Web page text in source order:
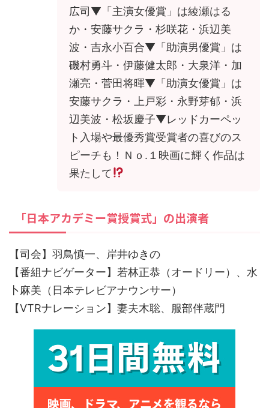
広司▼「主演女優賞」は綾瀬はる
か・安藤サクラ・杉咲花・浜辺美
波・吉永小百合▼「助演男優賞」は
磯村勇斗・伊藤健太郎・大泉洋・加
瀬亮・菅田将暉▼「助演女優賞」は
安藤サクラ・上戸彩・永野芽郁・浜
辺美波・松坂慶子▼レッドカーペッ
ト入場や最優秀賞受賞者の喜びのス
ピーチも！Ｎｏ.１映画に輝く作品は
果たして
「日本アカデミー賞授賞式」の出演者
【司会】羽鳥慎一、岸井ゆきの
【番組ナビゲーター】若林正恭（オードリー）、水
卜麻美（日本テレビアナウンサー）
【VTRナレーション】妻夫木聡、服部伴蔵門